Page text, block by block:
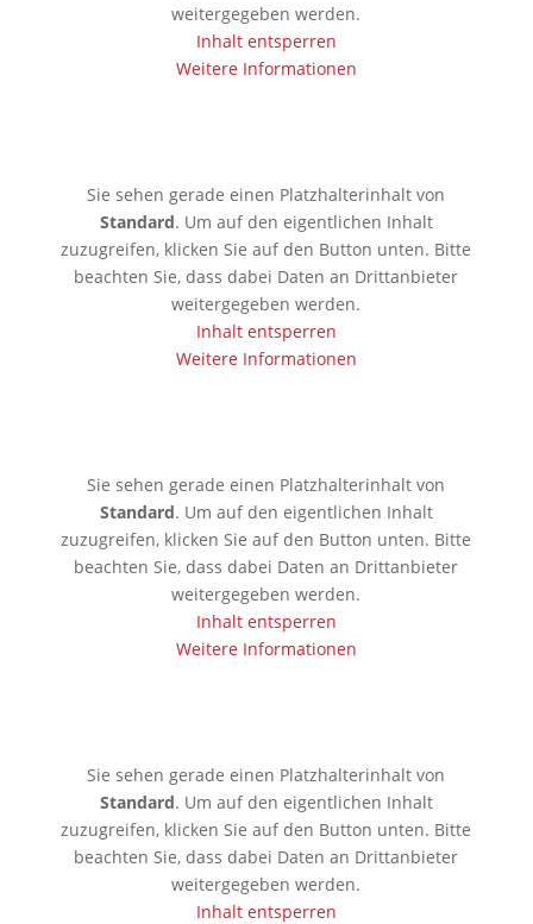
weitergegeben werden.
Inhalt entsperren
Weitere Informationen
Sie sehen gerade einen Platzhalterinhalt von
Standard. Um auf den eigentlichen Inhalt
zuzugreifen, klicken Sie auf den Button unten. Bitte
beachten Sie, dass dabei Daten an Drittanbieter
weitergegeben werden.
Inhalt entsperren
Weitere Informationen
Sie sehen gerade einen Platzhalterinhalt von
Standard. Um auf den eigentlichen Inhalt
zuzugreifen, klicken Sie auf den Button unten. Bitte
beachten Sie, dass dabei Daten an Drittanbieter
weitergegeben werden.
Inhalt entsperren
Weitere Informationen
Sie sehen gerade einen Platzhalterinhalt von
Standard. Um auf den eigentlichen Inhalt
zuzugreifen, klicken Sie auf den Button unten. Bitte
beachten Sie, dass dabei Daten an Drittanbieter
weitergegeben werden.
Inhalt entsperren